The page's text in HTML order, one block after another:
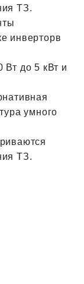
ТЗ.
инверторв
Вт до 5 кВт и
умного
ТЗ.